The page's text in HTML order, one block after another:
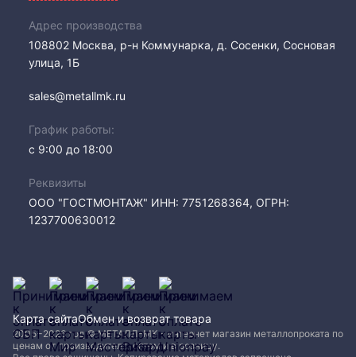
Адрес производства
108802​ Москва, р-н Коммунарка, д. Сосенки, Сосновая
улица, 1Б
sales@metallmk.ru
График работы:
с 9:00 до 18:00
Реквизиты
ООО "ГОСТМОНТАЖ" ИНН: 7751268364, ОГРН:
1237700630012
2005−2026 год © МЕТАЛЛ-МК - интернет магазин металлопроката по
ценам от производителя, оптом и в розницу.
Карта сайтаОбмен и возврат товара